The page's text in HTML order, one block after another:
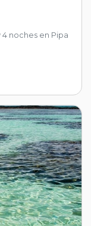
noches en Pipa